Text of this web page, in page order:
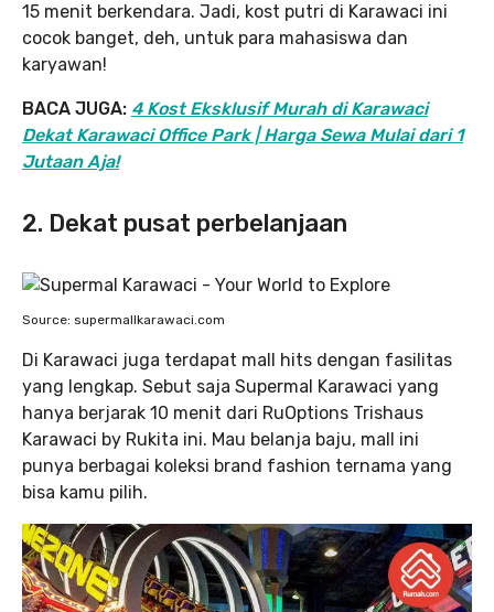
15 menit berkendara. Jadi, kost putri di Karawaci ini
cocok banget, deh, untuk para mahasiswa dan
karyawan!
BACA JUGA: 4 Kost Eksklusif Murah di Karawaci
Dekat Karawaci Office Park | Harga Sewa Mulai dari 1
Jutaan Aja!
2. Dekat pusat perbelanjaan
Source: supermallkarawaci.com
Di Karawaci juga terdapat mall hits dengan fasilitas
yang lengkap. Sebut saja Supermal Karawaci yang
hanya berjarak 10 menit dari RuOptions Trishaus
Karawaci by Rukita ini. Mau belanja baju, mall ini
punya berbagai koleksi brand fashion ternama yang
bisa kamu pilih.